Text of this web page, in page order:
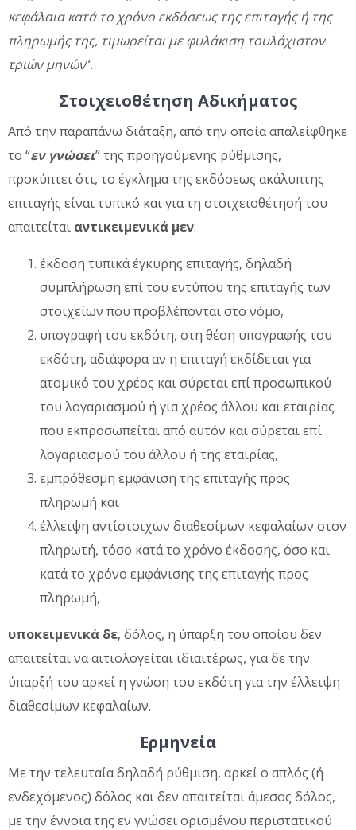
κεφάλαια κατά το χρόνο εκδόσεως της επιταγής ή της
πληρωμής της, τιμωρείται με φυλάκιση τουλάχιστον
τριών μηνών“.
Στοιχειοθέτηση Αδικήματος
Από την παραπάνω διάταξη, από την οποία απαλείφθηκε
το “εν γνώσει” της προηγούμενης ρύθμισης,
προκύπτει ότι, το έγκλημα της εκδόσεως ακάλυπτης
επιταγής είναι τυπικό και για τη στοιχειοθέτησή του
απαιτείται αντικειμενικά μεν:
έκδοση τυπικά έγκυρης επιταγής, δηλαδή
συμπλήρωση επί του εντύπου της επιταγής των
στοιχείων που προβλέπονται στο νόμο,
υπογραφή του εκδότη, στη θέση υπογραφής του
εκδότη, αδιάφορα αν η επιταγή εκδίδεται για
ατομικό του χρέος και σύρεται επί προσωπικού
του λογαριασμού ή για χρέος άλλου και εταιρίας
που εκπροσωπείται από αυτόν και σύρεται επί
λογαριασμού του άλλου ή της εταιρίας,
εμπρόθεσμη εμφάνιση της επιταγής προς
πληρωμή και
έλλειψη αντίστοιχων διαθεσίμων κεφαλαίων στον
πληρωτή, τόσο κατά το χρόνο έκδοσης, όσο και
κατά το χρόνο εμφάνισης της επιταγής προς
πληρωμή,
υποκειμενικά δε, δόλος, η ύπαρξη του οποίου δεν
απαιτείται να αιτιολογείται ιδιαιτέρως, για δε την
ύπαρξή του αρκεί η γνώση του εκδότη για την έλλειψη
διαθεσίμων κεφαλαίων.
Ερμηνεία
Με την τελευταία δηλαδή ρύθμιση, αρκεί ο απλός (ή
ενδεχόμενος) δόλος και δεν απαιτείται άμεσος δόλος,
με την έννοια της εν γνώσει ορισμένου περιστατικού